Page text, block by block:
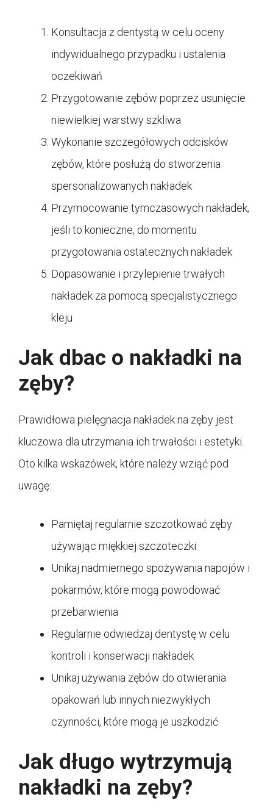
Konsultacja z dentystą w celu oceny
indywidualnego przypadku i ustalenia
oczekiwań
Przygotowanie zębów poprzez usunięcie
niewielkiej warstwy szkliwa
Wykonanie szczegółowych odcisków
zębów, które posłużą do stworzenia
spersonalizowanych nakładek
Przymocowanie tymczasowych nakładek,
jeśli to konieczne, do momentu
przygotowania ostatecznych nakładek
Dopasowanie i przylepienie trwałych
nakładek za pomocą specjalistycznego
kleju
Jak dbac o nakładki na
zęby?
Prawidłowa pielęgnacja nakładek na zęby jest
kluczowa dla utrzymania ich trwałości i estetyki.
Oto kilka wskazówek, które należy wziąć pod
uwagę:
Pamiętaj regularnie szczotkować zęby
używając miękkiej szczoteczki
Unikaj nadmiernego spożywania napojów i
pokarmów, które mogą powodować
przebarwienia
Regularnie odwiedzaj dentystę w celu
kontroli i konserwacji nakładek
Unikaj używania zębów do otwierania
opakowań lub innych niezwykłych
czynności, które mogą je uszkodzić
Jak długo wytrzymują
nakładki na zęby?